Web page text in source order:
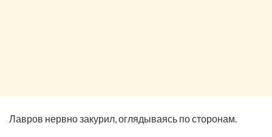
Лавров нервно закурил, оглядываясь по сторонам.